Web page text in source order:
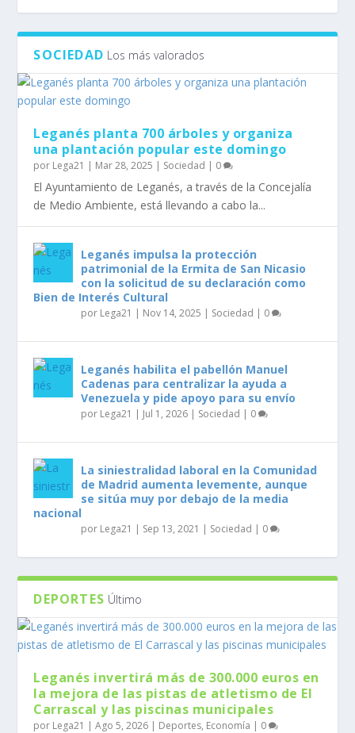
SOCIEDAD Los más valorados
Leganés planta 700 árboles y organiza
una plantación popular este domingo
por Lega21 | Mar 28, 2025 | Sociedad | 0
El Ayuntamiento de Leganés, a través de la Concejalía
de Medio Ambiente, está llevando a cabo la...
Leganés impulsa la protección
patrimonial de la Ermita de San Nicasio
con la solicitud de su declaración como
Bien de Interés Cultural
por Lega21 | Nov 14, 2025 | Sociedad | 0
Leganés habilita el pabellón Manuel
Cadenas para centralizar la ayuda a
Venezuela y pide apoyo para su envío
por Lega21 | Jul 1, 2026 | Sociedad | 0
La siniestralidad laboral en la Comunidad
de Madrid aumenta levemente, aunque
se sitúa muy por debajo de la media
nacional
por Lega21 | Sep 13, 2021 | Sociedad | 0
DEPORTES Último
Leganés invertirá más de 300.000 euros en
la mejora de las pistas de atletismo de El
Carrascal y las piscinas municipales
por Lega21 |Ago 5, 2026 | Deportes, Economía | 0